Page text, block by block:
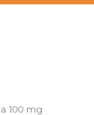
100 mg